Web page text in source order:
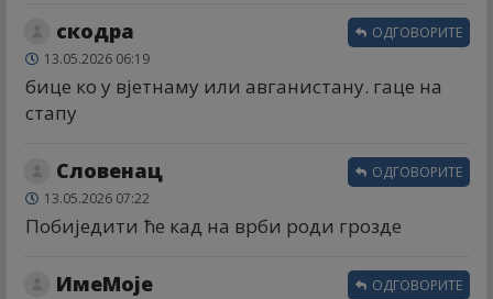
скодра
13.05.2026 06:19
бице ко у вјетнаму или авганистану. гаце на
стапу
ОДГОВОРИТЕ
Словенац
13.05.2026 07:22
Побиједити ће кад на врби роди грозде
ОДГОВОРИТЕ
ИмеМоје ОДГОВОРИТЕ